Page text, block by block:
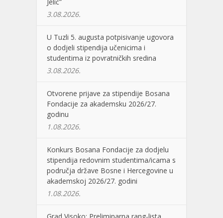
3.08.2026.
U Tuzli 5. augusta potpisivanje ugovora
o dodjeli stipendija učenicima i
studentima iz povratničkih sredina
3.08.2026.
Otvorene prijave za stipendije Bosana
Fondacije za akademsku 2026/27.
godinu
1.08.2026.
Konkurs Bosana Fondacije za dodjelu
stipendija redovnim studentima/icama s
područja države Bosne i Hercegovine u
akademskoj 2026/27. godini
1.08.2026.